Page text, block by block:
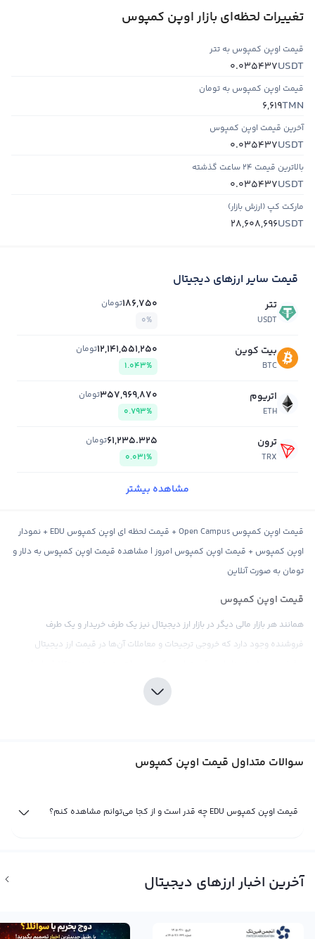
تغییرات لحظه‌ای بازار اوپن کمپوس
قیمت اوپن کمپوس به تتر
USDT
0.035437
قیمت اوپن کمپوس به تومان
TMN
6,619
آخرین قیمت اوپن کمپوس
USDT
0.035437
بالاترین قیمت ۲۴ ساعت گذشته
USDT
0.035437
مارکت کپ (ارزش بازار)
USDT
28,608,696
قیمت سایر ارزهای دیجیتال
تتر
USDT
186,750تومان
0%
بیت کوین
BTC
12,141,551,250تومان
1.043%
اتریوم
ETH
357,969,870تومان
0.793%
ترون
TRX
61,235.325تومان
0.031%
مشاهده بیشتر
قیمت اوپن کمپوس Open Campus + قیمت لحظه ای اوپن کمپوس EDU + نمودار
اوپن کمپوس + قیمت اوپن کمپوس امروز | مشاهده قیمت اوپن کمپوس به دلار و
تومان به صورت آنلاین
قیمت اوپن کمپوس
همانند هر بازار مالی دیگر در بازار ارز دیجیتال نیز یک طرف خریدار و یک طرف
فروشنده وجود دارد که خروجی ترجیحات و معاملات آن‌ها در قیمت ارز دیجیتال
شده در صرافی‌های ارز دیجیتال تعیین می‌شود و تمامی اخبار و رویدادهای اقتصادی،
سیاسی، اجتماعی و فاندامنتال اثر خود را در نمودار قیمت لحظه ای اوپن کمپوس
طوری که افراد می‌توانند در آن شرکت کنند و در آموزش‌های متنوعی شرکت کنند.
سیمبل EDU و نام انگیلیسی آن Open Campus است و دومین آن محاسبه با
روز به روز تغییر کند و این نشان می‌دهد که قیمت اوپن کمپوس نیز می‌تواند با
کمپوس از طریق دلار آمریکا محاسبه می‌شود که این روش نیز برای تخمین قیمت آن
سوالات متداول قیمت اوپن کمپوس
قیمت اوپن کمپوس EDU چه قدر است و از کجا می‌توانم مشاهده کنم؟
آخرین اخبار ارزهای دیجیتال